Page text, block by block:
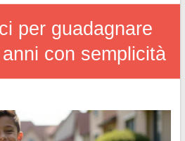
per guadagnare
con semplicità